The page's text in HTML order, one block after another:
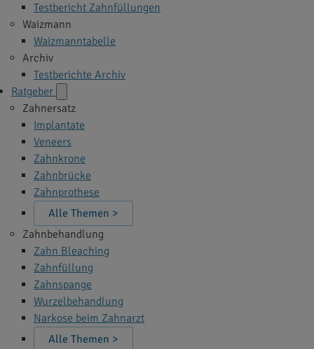
Testbericht Zahnfüllungen
Waizmann
Waizmanntabelle
Archiv
Testberichte Archiv
Ratgeber
Zahnersatz
Implantate
Veneers
Zahnkrone
Zahnbrücke
Zahnprothese
Alle Themen >
Zahnbehandlung
Zahn Bleaching
Zahnfüllung
Zahnspange
Wurzelbehandlung
Narkose beim Zahnarzt
Alle Themen >